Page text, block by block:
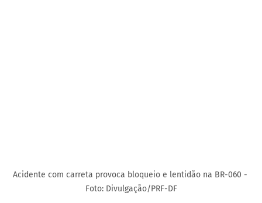
Acidente com carreta provoca bloqueio e lentidão na BR-060 -
Foto: Divulgação/PRF-DF